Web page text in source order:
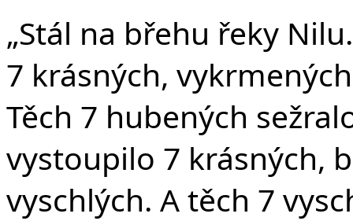
„Stál na břehu řeky
7 krásných,
Těch 7 hubených
vystoupilo 7 krásných,
vyschlých. A těch 7